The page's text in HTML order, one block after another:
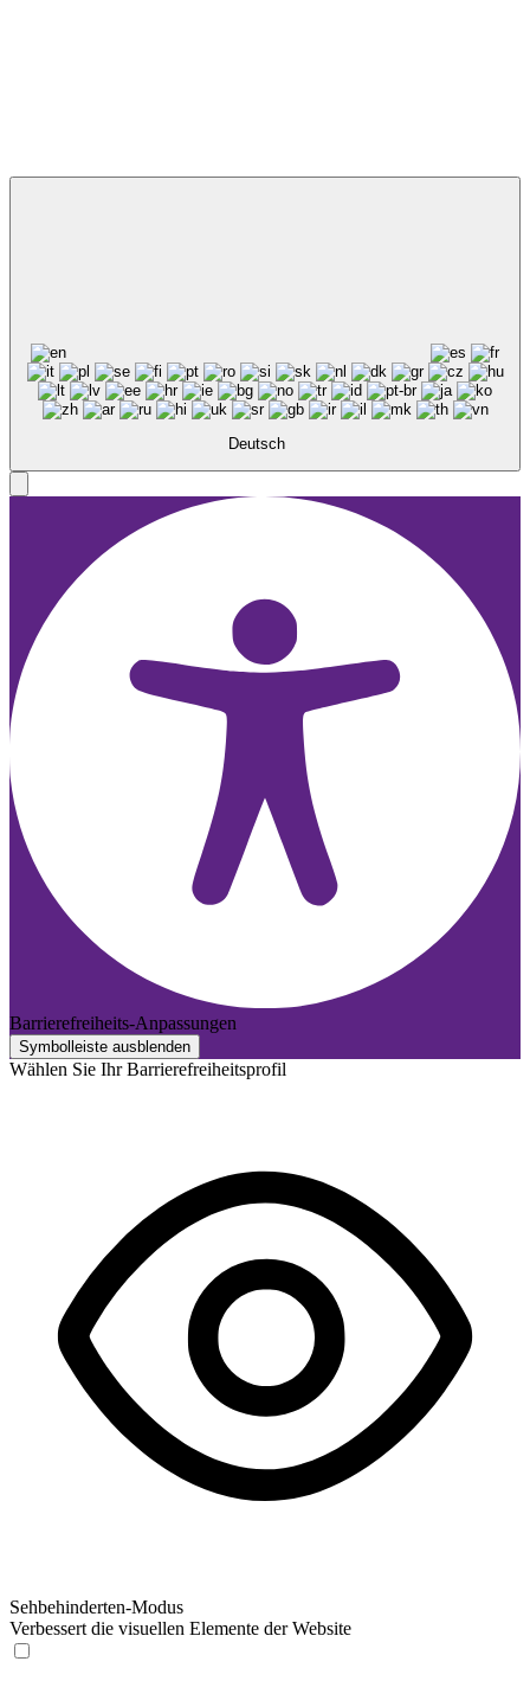
Deutsch
Barrierefreiheits-Anpassungen
Symbolleiste ausblenden
Wählen Sie Ihr Barrierefreiheitsprofil
Sehbehinderten-Modus
Verbessert die visuellen Elemente der Website